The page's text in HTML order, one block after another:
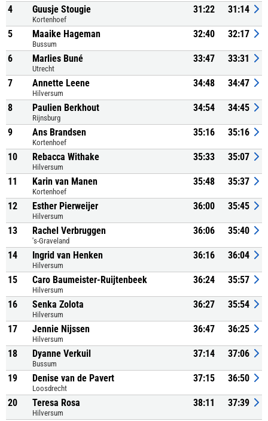
4 Guusje Stougie
Kortenhoef
31:22 31:14
5 Maaike Hageman
Bussum
32:40 32:17
6 Marlies Buné
Utrecht
33:47 33:31
7 Annette Leene
Hilversum
34:48 34:47
8 Paulien Berkhout
Rijnsburg
34:54 34:45
9 Ans Brandsen
Kortenhoef
35:16 35:16
10 Rebacca Withake
Hilversum
35:33 35:07
11 Karin van Manen
Kortenhoef
35:48 35:37
12 Esther Pierweijer
Hilversum
36:00 35:45
13 Rachel Verbruggen
's-Graveland
36:06 35:40
14 Ingrid van Henken
Hilversum
36:16 36:04
15 Caro Baumeister-Ruijtenbeek
Hilversum
36:24 35:57
16 Senka Zolota
Hilversum
36:27 35:54
17 Jennie Nijssen
Hilversum
36:47 36:25
18 Dyanne Verkuil
Bussum
37:14 37:06
19 Denise van de Pavert
Loosdrecht
37:15 36:50
20 Teresa Rosa
Hilversum
38:11 37:39